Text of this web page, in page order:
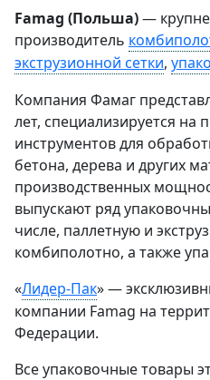
Famag (Польша)—
производитель
экструзионной сетки,
Компания Фамаг
лет, специализируется на
инструментов для
бетона, дерева и других
производственных
выпускают ряд
числе, паллетную и
комбиполотно, а также
«Лидер-Пак» —
компании Famag на
Федерации.
Все упаковочные товары